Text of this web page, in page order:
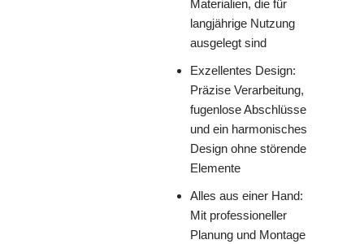
Materialien, die für
langjährige Nutzung
ausgelegt sind
Exzellentes Design:
Präzise Verarbeitung,
fugenlose Abschlüsse
und ein harmonisches
Design ohne störende
Elemente
Alles aus einer Hand:
Mit professioneller
Planung und Montage